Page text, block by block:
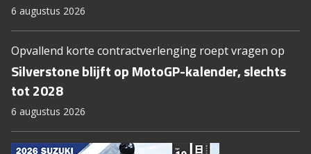
6 augustus 2026
Opvallend korte contractverlenging roept vragen op
Silverstone blijft op MotoGP-kalender, slechts
tot 2028
6 augustus 2026